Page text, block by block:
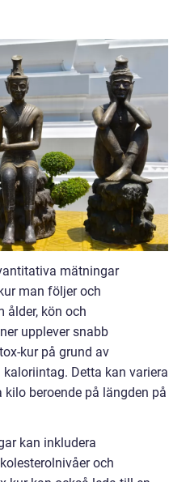
mätningar
man följer och
ålder, kön och
upplever snabb
kur på grund av
Detta kan variera
beroende på längden på
kan inkludera
och